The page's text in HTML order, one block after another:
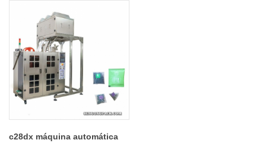
c28dx máquina automática